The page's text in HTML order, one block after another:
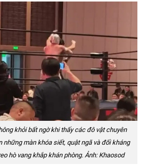
khỏi bất ngờ khi thấy các đô vật chuyên
những màn khóa siết, quật ngã và đối kháng
hò vang khắp khán phòng. Ảnh: Khaosod